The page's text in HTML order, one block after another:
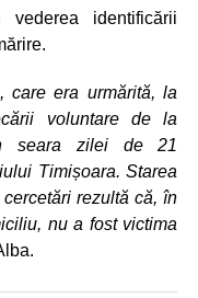
vederea identificării
care era urmărită, la
voluntare de la
seara zilei de 21
Timișoara. Starea
rezultă că, în
nu a fost victima